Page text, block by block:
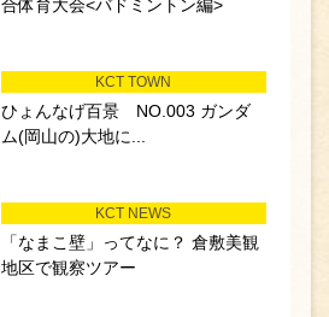
合体育大会<バドミントン編>
KCT TOWN
ひょんなげ百景 NO.003 ガンダ
ム(岡山の)大地に...
KCT NEWS
「なまこ壁」ってなに？ 倉敷美観
地区で観察ツアー